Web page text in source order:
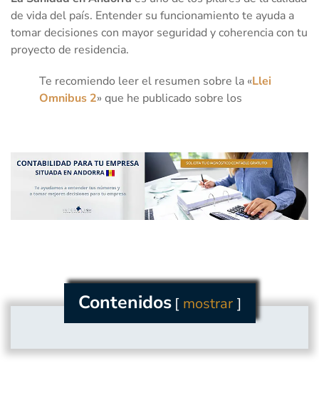
de vida del país. Entender su funcionamiento te ayuda a
tomar decisiones con mayor seguridad y coherencia con tu
proyecto de residencia.
Te recomiendo leer el resumen sobre la «Llei
Omnibus 2» que he publicado sobre los
Contenidos mostrar